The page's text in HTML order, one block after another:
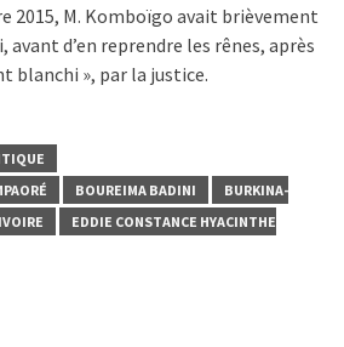
2015, M. Komboïgo avait brièvement
d’en reprendre les rênes, après
blanchi », par la justice.
BOUREIMA BADINI
BURKINA-
EDDIE CONSTANCE HYACINTHE